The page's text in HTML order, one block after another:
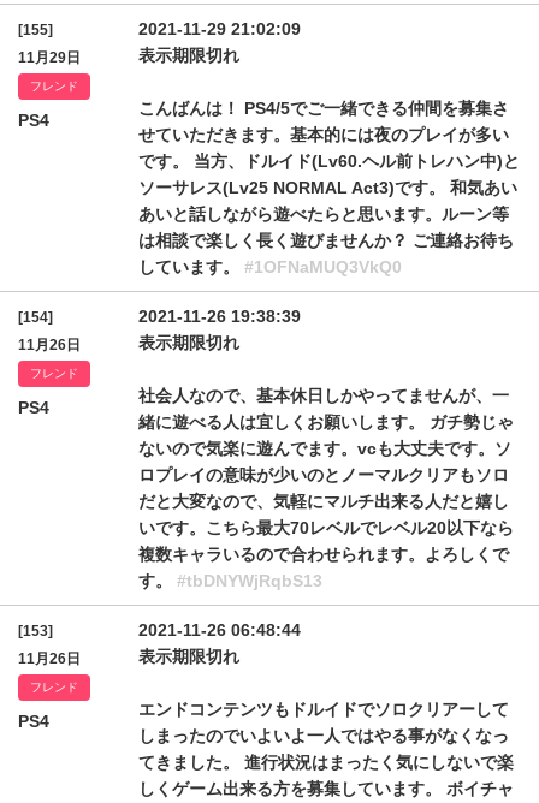
[155]
11月29日
フレンド
PS4
2021-11-29 21:02:09
表示期限切れ
こんばんは！ PS4/5でご一緒できる仲間を募集さ
せていただきます。基本的には夜のプレイが多い
です。 当方、ドルイド(Lv60.ヘル前トレハン中)と
ソーサレス(Lv25 NORMAL Act3)です。 和気あい
あいと話しながら遊べたらと思います。ルーン等
は相談で楽しく長く遊びませんか？ ご連絡お待ち
しています。 #1OFNaMUQ3VkQ0
[154]
11月26日
フレンド
PS4
2021-11-26 19:38:39
表示期限切れ
社会人なので、基本休日しかやってませんが、一
緒に遊べる人は宜しくお願いします。 ガチ勢じゃ
ないので気楽に遊んでます。vcも大丈夫です。ソ
ロプレイの意味が少いのとノーマルクリアもソロ
だと大変なので、気軽にマルチ出来る人だと嬉し
いです。こちら最大70レベルでレベル20以下なら
複数キャラいるので合わせられます。よろしくで
す。 #tbDNYWjRqbS13
[153]
11月26日
フレンド
PS4
2021-11-26 06:48:44
表示期限切れ
エンドコンテンツもドルイドでソロクリアーして
しまったのでいよいよ一人ではやる事がなくなっ
てきました。 進行状況はまったく気にしないで楽
しくゲーム出来る方を募集しています。 ボイチャ